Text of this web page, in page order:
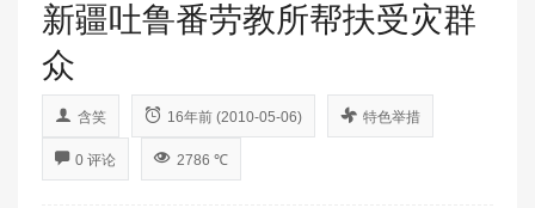
新疆吐鲁番劳教所帮扶受灾群
众
含笑 16年前 (2010-05-06) 特色举措
0 评论 2786 ℃